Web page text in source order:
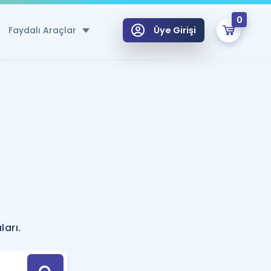
Faydalı Araçlar
Hesaplama Aracı
için Öneriler
Tek Takvimde
Üye Girişi
0
Hoca ile seni sınava hazırlayacak onlarca eğitim seni bekliyor!